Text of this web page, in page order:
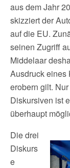
aus dem Jahr
skizziert der
auf die EU.
seinen Zugriff
Middelaar
Ausdruck eines
erobern gilt.
Diskursiven ist
überhaupt
Die drei
Diskurs
e